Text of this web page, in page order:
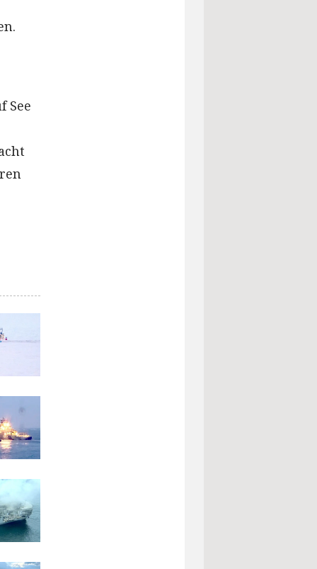
See